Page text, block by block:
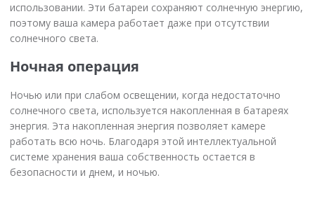
использовании. Эти батареи сохраняют солнечную энергию,
поэтому ваша камера работает даже при отсутствии
солнечного света.
Ночная операция
Ночью или при слабом освещении, когда недостаточно
солнечного света, используется накопленная в батареях
энергия. Эта накопленная энергия позволяет камере
работать всю ночь. Благодаря этой интеллектуальной
системе хранения ваша собственность остается в
безопасности и днем, и ночью.